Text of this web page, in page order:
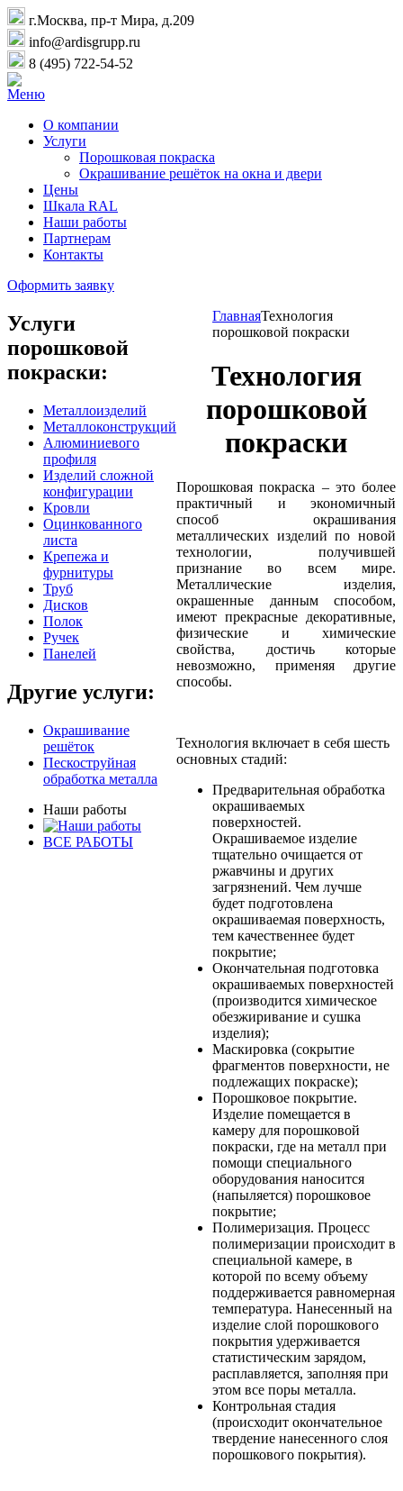
г.Москва, пр-т Мира, д.209
info@ardisgrupp.ru
8 (495) 722-54-52
Меню
О компании
Услуги
Порошковая покраска
Окрашивание решёток на окна и двери
Цены
Шкала RAL
Наши работы
Партнерам
Контакты
Оформить заявку
Услуги
порошковой
покраски:
Металлоизделий
Металлоконструкций
Алюминиевого
профиля
Изделий сложной
конфигурации
Кровли
Оцинкованного
листа
Крепежа и
фурнитуры
Труб
Дисков
Полок
Ручек
Панелей
Другие услуги:
Окрашивание
решёток
Пескоструйная
обработка металла
Наши работы
ВСЕ РАБОТЫ
ГлавнаяТехнология
порошковой покраски
Технология
порошковой
покраски
Порошковая покраска – это более
практичный и экономичный
способ окрашивания
металлических изделий по новой
технологии, получившей
признание во всем мире.
Металлические изделия,
окрашенные данным способом,
имеют прекрасные декоративные,
физические и химические
свойства, достичь которые
невозможно, применяя другие
способы.
Технология включает в себя шесть
основных стадий:
Предварительная обработка
окрашиваемых
поверхностей.
Окрашиваемое изделие
тщательно очищается от
ржавчины и других
загрязнений. Чем лучше
будет подготовлена
окрашиваемая поверхность,
тем качественнее будет
покрытие;
Окончательная подготовка
окрашиваемых поверхностей
(производится химическое
обезжиривание и сушка
изделия);
Маскировка (сокрытие
фрагментов поверхности, не
подлежащих покраске);
Порошковое покрытие.
Изделие помещается в
камеру для порошковой
покраски, где на металл при
помощи специального
оборудования наносится
(напыляется) порошковое
покрытие;
Полимеризация. Процесс
полимеризации происходит в
специальной камере, в
которой по всему объему
поддерживается равномерная
температура. Нанесенный на
изделие слой порошкового
покрытия удерживается
статистическим зарядом,
расплавляется, заполняя при
этом все поры металла.
Контрольная стадия
(происходит окончательное
твердение нанесенного слоя
порошкового покрытия).